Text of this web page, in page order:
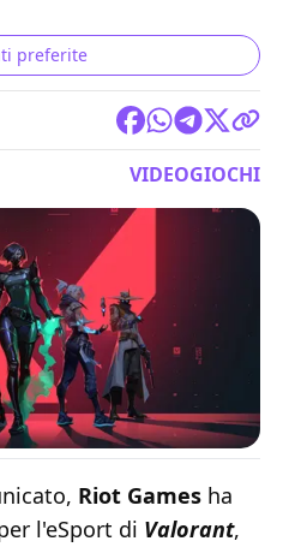
preferite
VIDEOGIOCHI
Riot Games ha
l'eSport di Valorant,